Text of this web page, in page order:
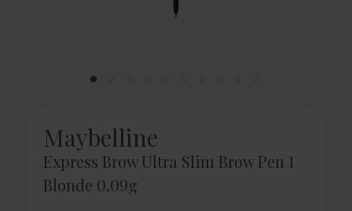
Maybelline
Express Brow Ultra Slim Brow Pen 1
Blonde 0.09g